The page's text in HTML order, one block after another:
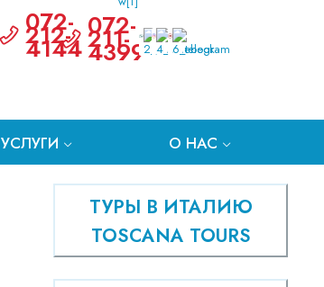
072-
212-
4144
072-
211-
4399
УСЛУГИ О НАС
ТУРЫ В ИТАЛИЮ
TOSCANA TOURS